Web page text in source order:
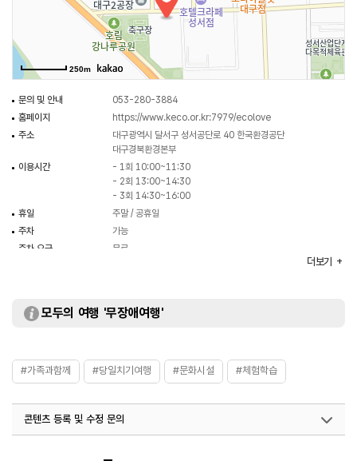
250m
문의 및 안내
053-280-3884
홈페이지
https://www.keco.or.kr:7979/ecolove
주소
대구광역시 달서구 성서공단로 40 한국환경공단
대구경북환경본부
이용시간
- 1회 10:00~11:30
- 2회 13:00~14:30
- 3회 14:30~16:00
휴일
주말 / 공휴일
주차
가능
주차 요금
무료
더보기
모두의 여행 '무장애여행'
#가족과함께 #당일치기여행 #문화시설 #체험학습
콘텐츠 등록 및 수정 문의